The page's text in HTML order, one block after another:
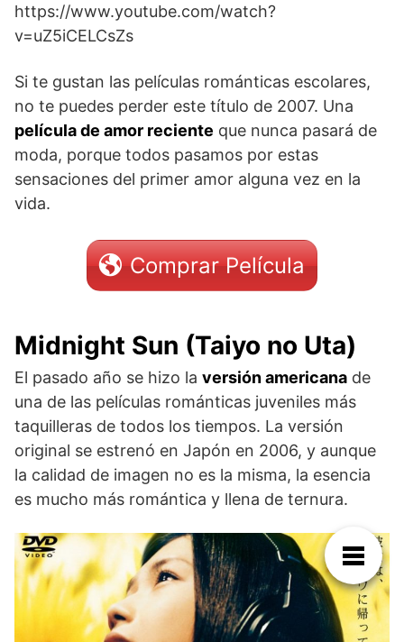
https://www.youtube.com/watch?
v=uZ5iCELCsZs
Si te gustan las películas románticas escolares,
no te puedes perder este título de 2007. Una
película de amor reciente que nunca pasará de
moda, porque todos pasamos por estas
sensaciones del primer amor alguna vez en la
vida.
Comprar Película
Midnight Sun (Taiyo no Uta)
El pasado año se hizo la versión americana de
una de las películas románticas juveniles más
taquilleras de todos los tiempos. La versión
original se estrenó en Japón en 2006, y aunque
la calidad de imagen no es la misma, la esencia
es mucho más romántica y llena de ternura.